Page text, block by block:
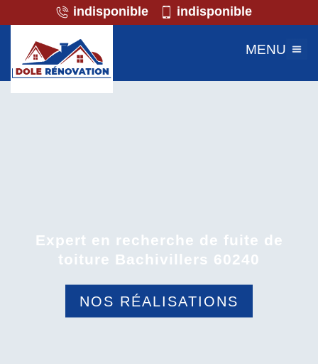
indisponible indisponible
MENU
Expert en recherche de fuite de
toiture Bachivillers 60240
NOS RÉALISATIONS